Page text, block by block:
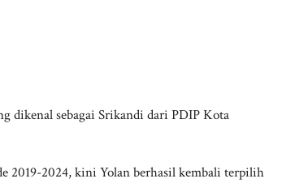
dikenal sebagai Srikandi dari PDIP Kota
2019-2024, kini Yolan berhasil kembali terpilih